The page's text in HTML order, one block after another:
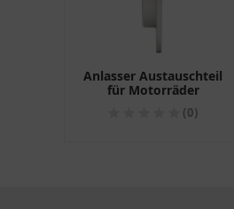
Anlasser Austauschteil
für Motorräder
(0)